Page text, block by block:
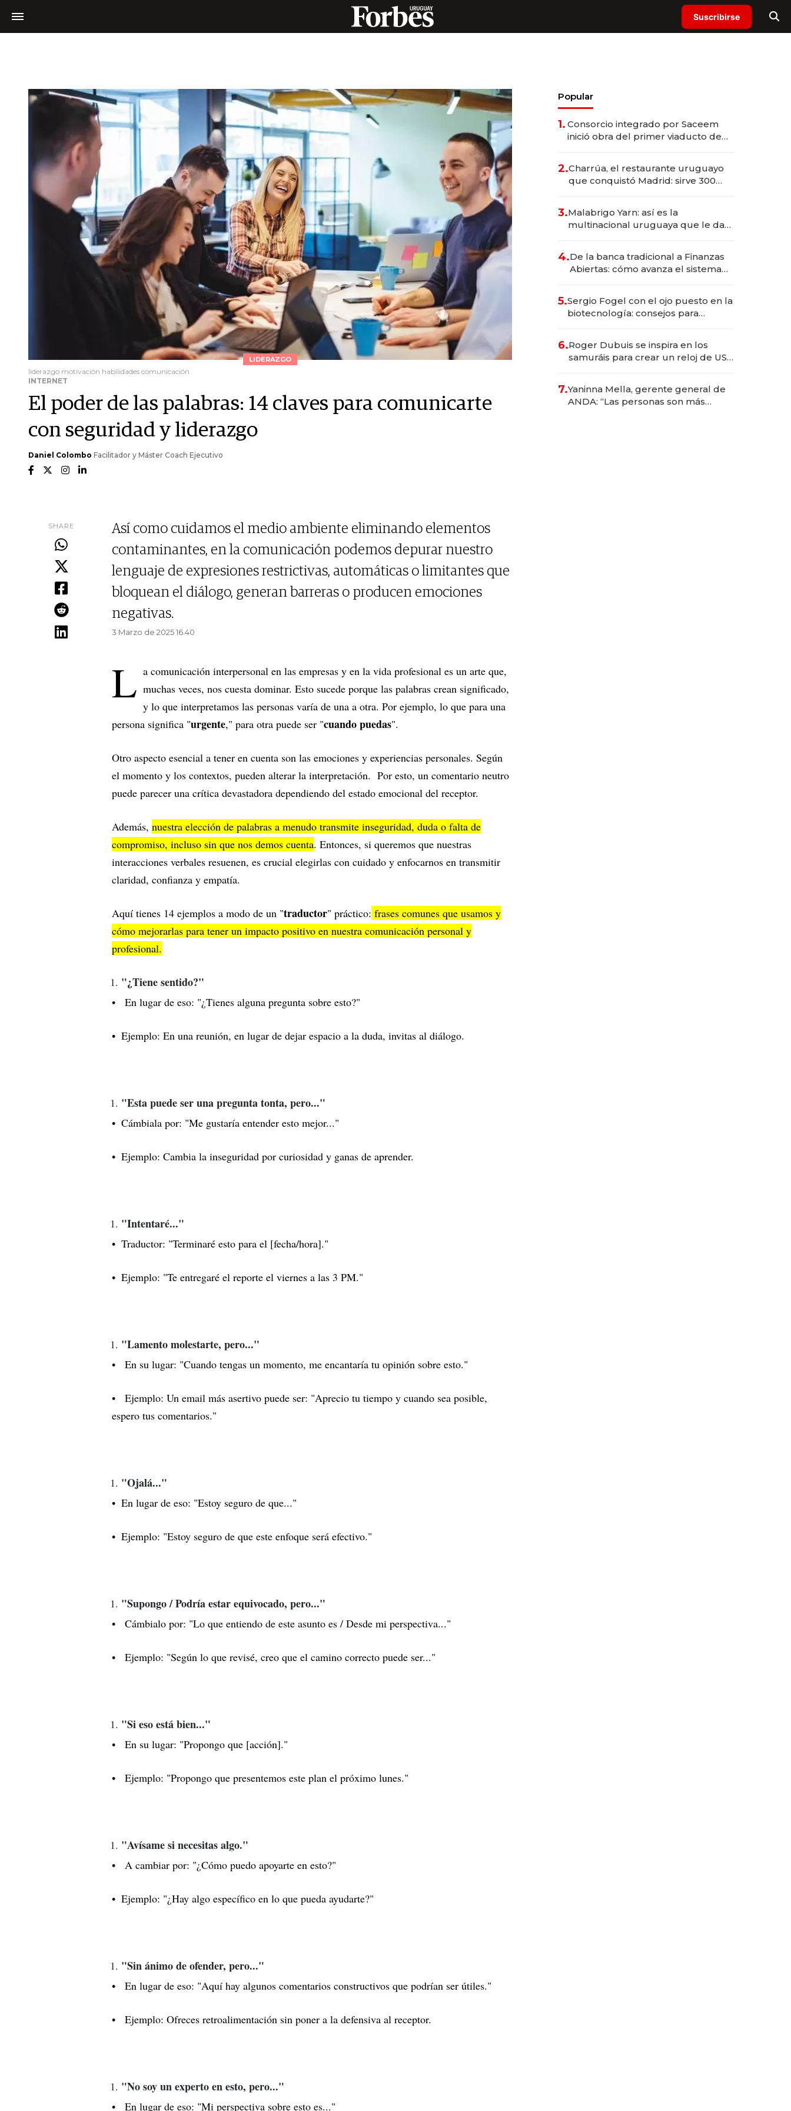
Suscribirse
LIDERAZGO
liderazgo motivación habilidades comunicación
INTERNET
El poder de las palabras: 14 claves para comunicarte
con seguridad y liderazgo
Daniel Colombo Facilitador y Máster Coach Ejecutivo
SHARE
Así como cuidamos el medio ambiente eliminando elementos
contaminantes, en la comunicación podemos depurar nuestro
lenguaje de expresiones restrictivas, automáticas o limitantes que
bloquean el diálogo, generan barreras o producen emociones
negativas.
3 Marzo de 2025 16.40
L a comunicación interpersonal en las empresas y en la vida profesional es un arte que,
muchas veces, nos cuesta dominar. Esto sucede porque las palabras crean significado,
y lo que interpretamos las personas varía de una a otra. Por ejemplo, lo que para una
persona significa "urgente," para otra puede ser "cuando puedas".
Otro aspecto esencial a tener en cuenta son las emociones y experiencias personales. Según
el momento y los contextos, pueden alterar la interpretación. Por esto, un comentario neutro
puede parecer una crítica devastadora dependiendo del estado emocional del receptor.
Además, nuestra elección de palabras a menudo transmite inseguridad, duda o falta de
compromiso, incluso sin que nos demos cuenta. Entonces, si queremos que nuestras
interacciones verbales resuenen, es crucial elegirlas con cuidado y enfocarnos en transmitir
claridad, confianza y empatía.
Aquí tienes 14 ejemplos a modo de un "traductor" práctico: frases comunes que usamos y
cómo mejorarlas para tener un impacto positivo en nuestra comunicación personal y
profesional.
"¿Tiene sentido?"
En lugar de eso: "¿Tienes alguna pregunta sobre esto?"
Ejemplo: En una reunión, en lugar de dejar espacio a la duda, invitas al diálogo.
"Esta puede ser una pregunta tonta, pero..."
Cámbiala por: "Me gustaría entender esto mejor..."
Ejemplo: Cambia la inseguridad por curiosidad y ganas de aprender.
"Intentaré..."
Traductor: "Terminaré esto para el [fecha/hora]."
Ejemplo: "Te entregaré el reporte el viernes a las 3 PM."
"Lamento molestarte, pero..."
En su lugar: "Cuando tengas un momento, me encantaría tu opinión sobre esto."
Ejemplo: Un email más asertivo puede ser: "Aprecio tu tiempo y cuando sea posible,
espero tus comentarios."
"Ojalá..."
En lugar de eso: "Estoy seguro de que..."
Ejemplo: "Estoy seguro de que este enfoque será efectivo."
"Supongo / Podría estar equivocado, pero..."
Cámbialo por: "Lo que entiendo de este asunto es / Desde mi perspectiva..."
Ejemplo: "Según lo que revisé, creo que el camino correcto puede ser..."
"Si eso está bien..."
En su lugar: "Propongo que [acción]."
Ejemplo: "Propongo que presentemos este plan el próximo lunes."
"Avísame si necesitas algo."
A cambiar por: "¿Cómo puedo apoyarte en esto?"
Ejemplo: "¿Hay algo específico en lo que pueda ayudarte?"
"Sin ánimo de ofender, pero..."
En lugar de eso: "Aquí hay algunos comentarios constructivos que podrían ser útiles."
Ejemplo: Ofreces retroalimentación sin poner a la defensiva al receptor.
"No soy un experto en esto, pero..."
En lugar de eso: "Mi perspectiva sobre esto es..."
Popular
1. Consorcio integrado por Saceem
inició obra del primer viaducto de
millones
2.Charrúa, el restaurante uruguayo
que conquistó Madrid: sirve 300
prepara apertura
3.Malabrigo Yarn: así es la
multinacional uruguaya que le da
4.De la banca tradicional a Finanzas
Abiertas: cómo avanza el sistema
5.Sergio Fogel con el ojo puesto en la
biotecnología: consejos para
6.Roger Dubuis se inspira en los
samuráis para crear un reloj de US$
7.Yaninna Mella, gerente general de
ANDA: “Las personas son más